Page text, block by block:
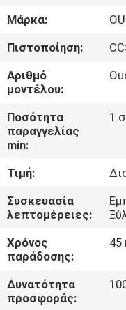
ΕΜΦΆΝΙΣΗ
VR
ΣΧΕΤΙΚΆ
ΜΕ
ΕΜΆΣ
ΕΠΙΣΚΈΨΕΙΣ
ΣΤΟ
ΕΡΓΟΣΤΆΣΙΟ
ΈΛΕΓΧΟΣ
ΠΟΙΌΤΗΤΑΣ
Μάρκα:
Πιστοποίηση:
Αριθμό
μοντέλου:
Ποσότητα
παραγγελίας
min:
1
Τιμή:
Συσκευασία
λεπτομέρειες:
Χρόνος
παράδοσης:
45
Δυνατότητα
προσφοράς: